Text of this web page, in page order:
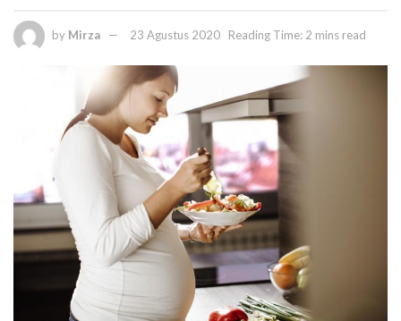
by Mirza 23 Agustus 2020 Reading Time: 2 mins read